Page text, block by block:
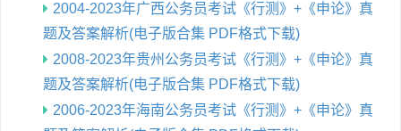
2004-2023年广西公务员考试《行测》+《申论》真
题及答案解析(电子版合集 PDF格式下载)
2008-2023年贵州公务员考试《行测》+《申论》真
题及答案解析(电子版合集 PDF格式下载)
2006-2023年海南公务员考试《行测》+《申论》真